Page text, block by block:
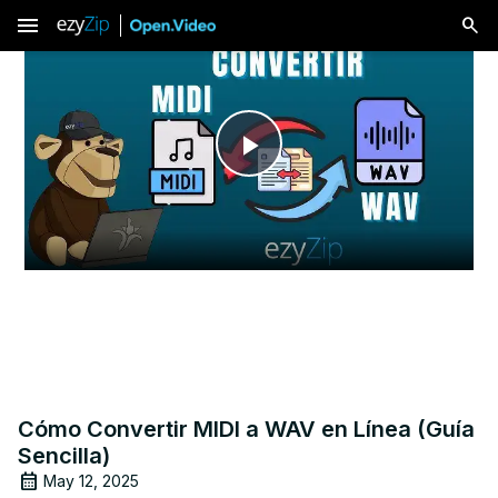
menu
Play
Video
Cómo Convertir MIDI a WAV en Línea (Guía
Sencilla)
May 12, 2025